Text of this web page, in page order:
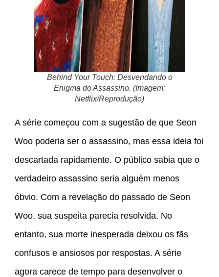
Behind Your Touch: Desvendando o
Enigma do Assassino. (Imagem:
Netflix/Reprodução)
A série começou com a sugestão de que Seon
Woo poderia ser o assassino, mas essa ideia foi
descartada rapidamente. O público sabia que o
verdadeiro assassino seria alguém menos
óbvio. Com a revelação do passado de Seon
Woo, sua suspeita parecia resolvida. No
entanto, sua morte inesperada deixou os fãs
confusos e ansiosos por respostas. A série
agora carece de tempo para desenvolver o